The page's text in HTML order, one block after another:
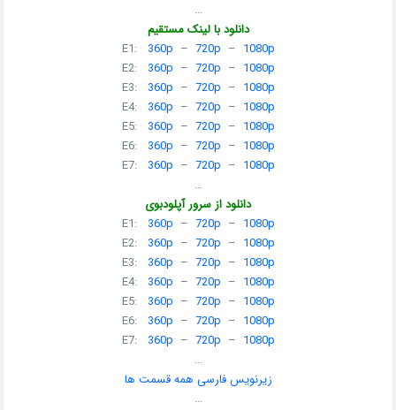
…
دانلود با لینک مستقیم
E1: 360p – 720p – 1080p
E2: 360p – 720p – 1080p
E3: 360p – 720p – 1080p
E4: 360p – 720p – 1080p
E5: 360p – 720p – 1080p
E6: 360p – 720p – 1080p
E7: 360p – 720p – 1080p
…
دانلود از سرور آپلودبوی
E1: 360p – 720p – 1080p
E2: 360p – 720p – 1080p
E3: 360p – 720p – 1080p
E4: 360p – 720p – 1080p
E5: 360p – 720p – 1080p
E6: 360p – 720p – 1080p
E7: 360p – 720p – 1080p
…
زیرنویس فارسی همه قسمت ها
…